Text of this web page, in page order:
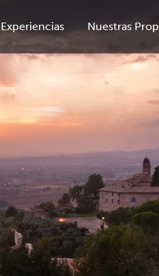
Experiencias Nuestras